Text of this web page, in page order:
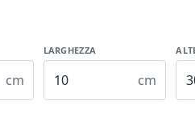
cm
LARGHEZZA
cm